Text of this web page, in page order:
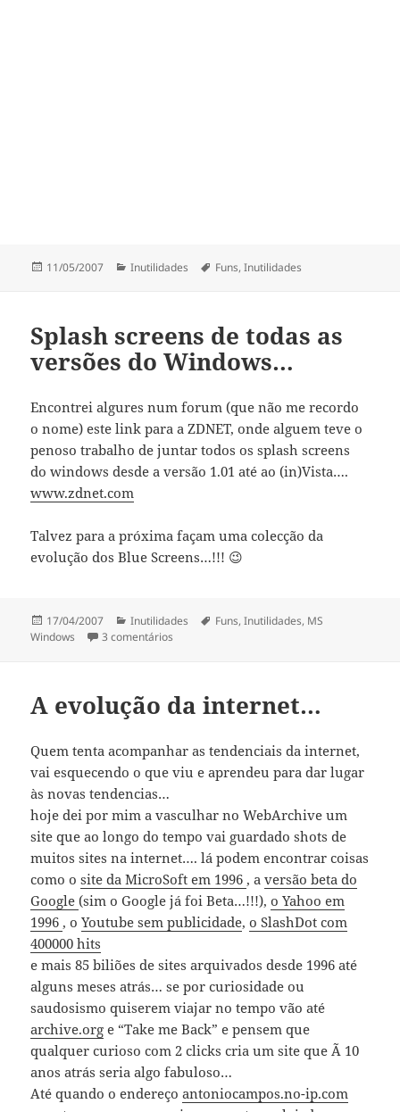
Publicado
11/05/2007 Categorias
Inutilidades Etiquetas
Funs,Inutilidades
Splash screens de todas as
versões do Windows…
Encontrei algures num forum (que não me recordo
o nome) este link para a ZDNET, onde alguem teve o
penoso trabalho de juntar todos os splash screens
do windows desde a versão 1.01 até ao (in)Vista….
www.zdnet.com
Talvez para a próxima façam uma colecção da
evolução dos Blue Screens…!!! 😉
Publicado
a
17/04/2007 Categorias
Inutilidades Etiquetas
Funs,Inutilidades, MS
Windows
3 comentários
A evolução da internet…
Quem tenta acompanhar as tendenciais da internet,
vai esquecendo o que viu e aprendeu para dar lugar
às novas tendencias…
hoje dei por mim a vasculhar no WebArchive um
site que ao longo do tempo vai guardado shots de
muitos sites na internet…. lá podem encontrar coisas
como osite da MicroSoft em 1996 , aversão beta do
Google(sim o Google já foi Beta…!!!),o Yahoo em
1996 , oYoutube sem publicidade,o SlashDot com
400000 hits
e mais 85 biliões de sites arquivados desde 1996 até
alguns meses atrás… se por curiosidade ou
saudosismo quiserem viajar no tempo vão até
archive.org e “Take me Back” e pensem que
qualquer curioso com 2 clicks cria um site que Ã 10
anos atrás seria algo fabuloso…
Até quando o endereçoantoniocampos.no-ip.com